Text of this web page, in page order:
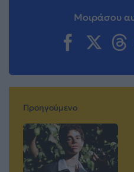
Μοιράσου
Προηγούμενο